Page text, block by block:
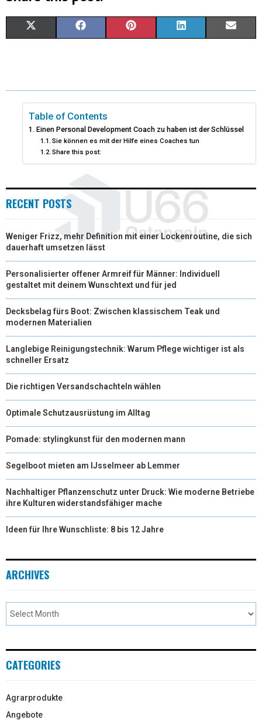
W
I
T
T
E
O
O
K
T
R
K
D
I
Table of Contents
Einen Personal Development Coach zu haben ist der Schlüssel
Sie können es mit der Hilfe eines Coaches tun
Share this post:
RECENT POSTS
Weniger Frizz, mehr Definition mit einer Lockenroutine, die sich
dauerhaft umsetzen lässt
Personalisierter offener Armreif für Männer: Individuell
gestaltet mit deinem Wunschtext und für jed
Decksbelag fürs Boot: Zwischen klassischem Teak und
modernen Materialien
Langlebige Reinigungstechnik: Warum Pflege wichtiger ist als
schneller Ersatz
Die richtigen Versandschachteln wählen
Optimale Schutzausrüstung im Alltag
Pomade: stylingkunst für den modernen mann
Segelboot mieten am IJsselmeer ab Lemmer
Nachhaltiger Pflanzenschutz unter Druck: Wie moderne Betriebe
ihre Kulturen widerstandsfähiger mache
Ideen für Ihre Wunschliste: 8 bis 12 Jahre
ARCHIVES
CATEGORIES
Agrarprodukte
Angebote